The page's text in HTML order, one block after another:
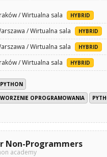
/ Wirtualna sala HYBRID
/ Wirtualna sala HYBRID
/ Wirtualna sala HYBRID
/ Wirtualna sala HYBRID
PYTHON
OPROGRAMOWANIA
Non-Programmers
academy